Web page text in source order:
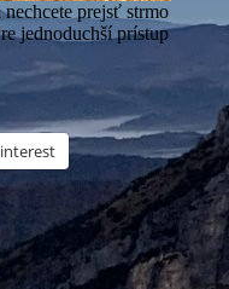
nechcete prejsť strmo
jednoduchší prístup